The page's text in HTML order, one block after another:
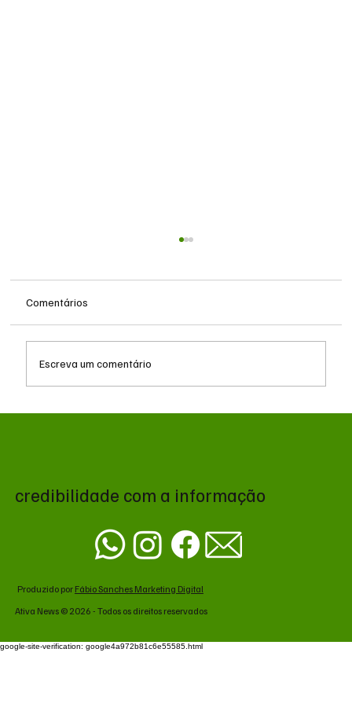
Comentários
Escreva um comentário
credibilidade com a informação
Produzido por Fábio Sanches Marketing Digital
Ativa News © 2026 - Todos os direitos reservados
google-site-verification: google4a972b81c6e55585.html